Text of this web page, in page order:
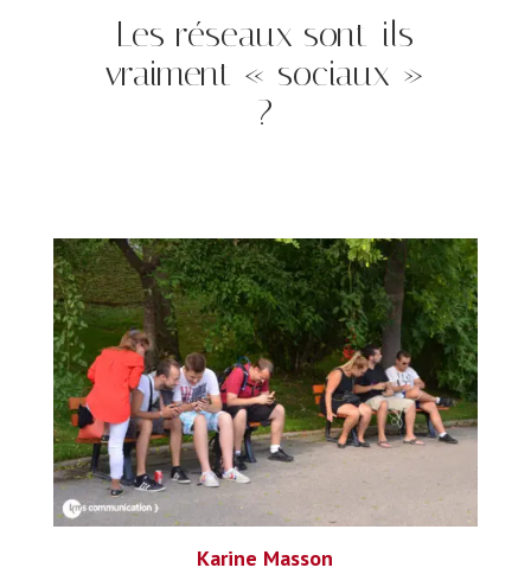
Les réseaux sont-ils
vraiment « sociaux »
?
Karine Masson